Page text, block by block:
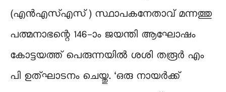
(എന്‍എസ്എസ്) സ്ഥാപകനേതാവ്‍ മന്നത്തു
പത്മനാഭന്റെ 146-ാം ജയന്തി ആഘോഷം
കോട്ടയത്ത് പെരുന്നയിൽ ശശി തരൂർ എം
പി ഉത്‌ഘാടനം ചെയ്തു. ‘ഒരു നായർക്ക്